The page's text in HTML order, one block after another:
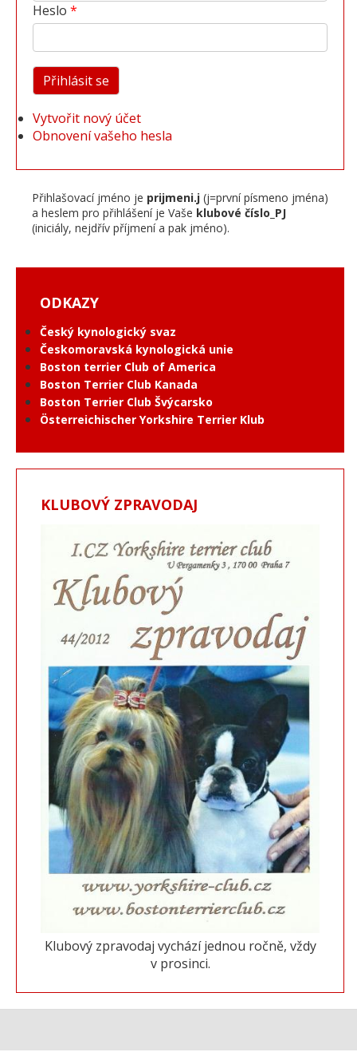
Heslo
Vytvořit nový účet
Obnovení vašeho hesla
Přihlašovací jméno je prijmeni.j (j=první písmeno jména)
a heslem pro přihlášení je Vaše klubové číslo_PJ
(iniciály, nejdřív příjmení a pak jméno).
ODKAZY
Český kynologický svaz
Českomoravská kynologická unie
Boston terrier Club of America
Boston Terrier Club Kanada
Boston Terrier Club Švýcarsko
Österreichischer Yorkshire Terrier Klub
KLUBOVÝ ZPRAVODAJ
Klubový zpravodaj vychází jednou ročně, vždy
v prosinci.